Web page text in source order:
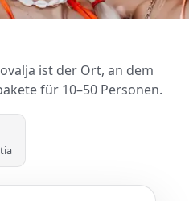
ist der Ort, an dem
für 10–50 Personen.